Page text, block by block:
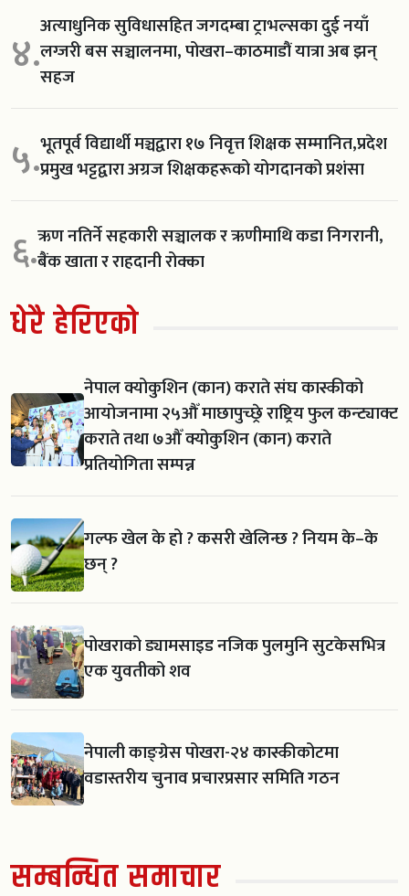
४.अत्याधुनिक सुविधासहित जगदम्बा ट्राभल्सका दुई नयाँ
लग्जरी बस सञ्चालनमा, पोखरा–काठमाडौं यात्रा अब झन्
सहज
५.भूतपूर्व विद्यार्थी मञ्चद्वारा १७ निवृत्त शिक्षक सम्मानित,प्रदेश
प्रमुख भट्टद्वारा अग्रज शिक्षकहरूको योगदानको प्रशंसा
६.ऋण नतिर्ने सहकारी सञ्चालक र ऋणीमाथि कडा निगरानी,
बैंक खाता र राहदानी रोक्का
धेरै हेरिएको
नेपाल क्योकुशिन (कान) कराते संघ कास्कीको
आयोजनामा २५औँ माछापुच्छ्रे राष्ट्रिय फुल कन्ट्याक्ट
कराते तथा ७औँ क्योकुशिन (कान) कराते
प्रतियोगिता सम्पन्न
गल्फ खेल के हो ? कसरी खेलिन्छ ? नियम के–के
छन् ?
पोखराको ड्यामसाइड नजिक पुलमुनि सुटकेसभित्र
एक युवतीको शव
नेपाली काङ्ग्रेस पोखरा-२४ कास्कीकोटमा
वडास्तरीय चुनाव प्रचारप्रसार समिति गठन
सम्बन्धित समाचार
स्काउट गठन सँगै